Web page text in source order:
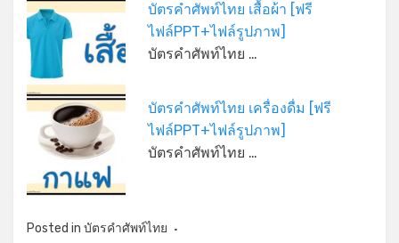
บัตรคำศัพท์ไทย เสื้อผ้า [ฟรี
ไฟล์PPT+ไฟล์รูปภาพ]
บัตรคำศัพท์ไทย …
บัตรคำศัพท์ไทย เครื่องดื่ม [ฟรี
ไฟล์PPT+ไฟล์รูปภาพ]
บัตรคำศัพท์ไทย …
Posted in บัตรคำศัพท์ไทย